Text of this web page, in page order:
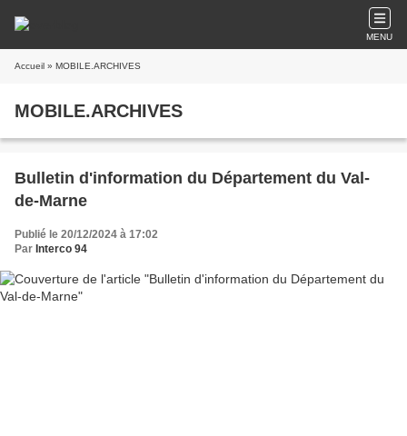
MENU
Accueil » MOBILE.ARCHIVES
MOBILE.ARCHIVES
Bulletin d'information du Département du Val-
de-Marne
Publié le 20/12/2024 à 17:02
Par Interco 94